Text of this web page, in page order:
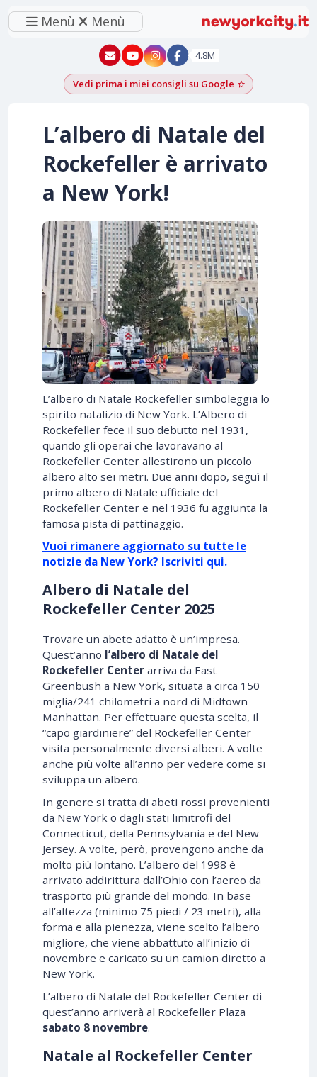
Menù Menù
New York - YouTube
New York - Instagram
4.8M
Vedi prima i miei consigli su Google Aggiungi
L’albero di Natale del
Rockefeller è arrivato
a New York!
L’albero di Natale Rockefeller simboleggia lo
spirito natalizio di New York. L’Albero di
Rockefeller fece il suo debutto nel 1931,
quando gli operai che lavoravano al
Rockefeller Center allestirono un piccolo
albero alto sei metri. Due anni dopo, seguì il
primo albero di Natale ufficiale del
Rockefeller Center e nel 1936 fu aggiunta la
famosa pista di pattinaggio.
Vuoi rimanere aggiornato su tutte le
notizie da New York? Iscriviti qui.
Albero di Natale del
Rockefeller Center 2025
Trovare un abete adatto è un’impresa.
Quest’anno l’albero di Natale del
Rockefeller Center arriva da East
Greenbush a New York, situata a circa 150
miglia/241 chilometri a nord di Midtown
Manhattan. Per effettuare questa scelta, il
“capo giardiniere” del Rockefeller Center
visita personalmente diversi alberi. A volte
anche più volte all’anno per vedere come si
sviluppa un albero.
In genere si tratta di abeti rossi provenienti
da New York o dagli stati limitrofi del
Connecticut, della Pennsylvania e del New
Jersey. A volte, però, provengono anche da
molto più lontano. L’albero del 1998 è
arrivato addirittura dall’Ohio con l’aereo da
trasporto più grande del mondo. In base
all’altezza (minimo 75 piedi / 23 metri), alla
forma e alla pienezza, viene scelto l’albero
migliore, che viene abbattuto all’inizio di
novembre e caricato su un camion diretto a
New York.
L’albero di Natale del Rockefeller Center di
quest’anno arriverà al Rockefeller Plaza
sabato 8 novembre.
Natale al Rockefeller Center